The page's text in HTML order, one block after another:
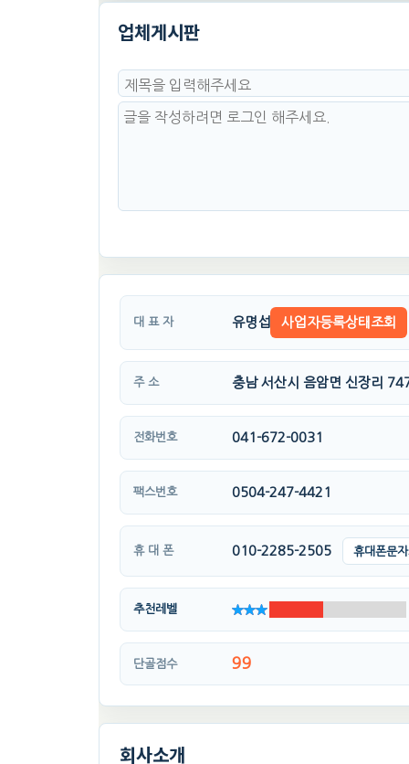
업체게시판
대 표 자 유명섭 사업자등록상태조회
주 소 충남 서산시 음암면 신장리
전화번호 041-672-0031
팩스번호 0504-247-4421
휴 대 폰 010-2285-2505 휴대폰문
추천레벨
단골점수 99
회사소개